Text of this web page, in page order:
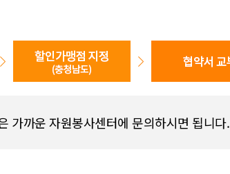
가까운 자원봉사센터에 문의하시면 됩니다.